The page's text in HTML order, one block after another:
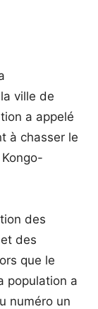
ville de
a appelé
à chasser le
des
des
que le
population a
numéro un